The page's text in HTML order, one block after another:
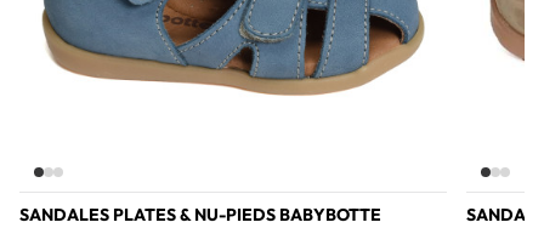
SANDALES PLATES & NU-PIEDS BABYBOTTE